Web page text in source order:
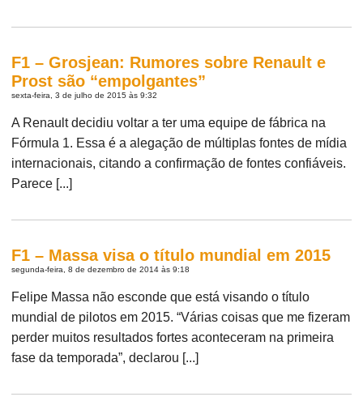
F1 – Grosjean: Rumores sobre Renault e
Prost são “empolgantes”
sexta-feira, 3 de julho de 2015 às 9:32
A Renault decidiu voltar a ter uma equipe de fábrica na
Fórmula 1. Essa é a alegação de múltiplas fontes de mídia
internacionais, citando a confirmação de fontes confiáveis.
Parece [...]
F1 – Massa visa o título mundial em 2015
segunda-feira, 8 de dezembro de 2014 às 9:18
Felipe Massa não esconde que está visando o título
mundial de pilotos em 2015. “Várias coisas que me fizeram
perder muitos resultados fortes aconteceram na primeira
fase da temporada”, declarou [...]